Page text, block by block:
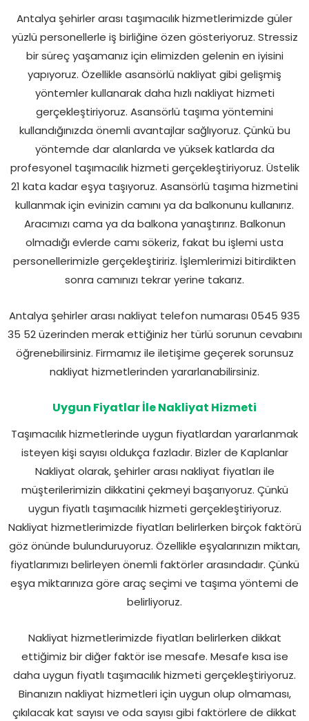
Antalya şehirler arası taşımacılık hizmetlerimizde güler
yüzlü personellerle iş birliğine özen gösteriyoruz. Stressiz
bir süreç yaşamanız için elimizden gelenin en iyisini
yapıyoruz. Özellikle asansörlü nakliyat gibi gelişmiş
yöntemler kullanarak daha hızlı nakliyat hizmeti
gerçekleştiriyoruz. Asansörlü taşıma yöntemini
kullandığınızda önemli avantajlar sağlıyoruz. Çünkü bu
yöntemde dar alanlarda ve yüksek katlarda da
profesyonel taşımacılık hizmeti gerçekleştiriyoruz. Üstelik
21 kata kadar eşya taşıyoruz. Asansörlü taşıma hizmetini
kullanmak için evinizin camını ya da balkonunu kullanırız.
Aracımızı cama ya da balkona yanaştırırız. Balkonun
olmadığı evlerde camı sökeriz, fakat bu işlemi usta
personellerimizle gerçekleştiririz. İşlemlerimizi bitirdikten
sonra camınızı tekrar yerine takarız.
Antalya şehirler arası nakliyat telefon numarası 0545 935
35 52 üzerinden merak ettiğiniz her türlü sorunun cevabını
öğrenebilirsiniz. Firmamız ile iletişime geçerek sorunsuz
nakliyat hizmetlerinden yararlanabilirsiniz.
Uygun Fiyatlar İle Nakliyat Hizmeti
Taşımacılık hizmetlerinde uygun fiyatlardan yararlanmak
isteyen kişi sayısı oldukça fazladır. Bizler de Kaplanlar
Nakliyat olarak, şehirler arası nakliyat fiyatları ile
müşterilerimizin dikkatini çekmeyi başarıyoruz. Çünkü
uygun fiyatlı taşımacılık hizmeti gerçekleştiriyoruz.
Nakliyat hizmetlerimizde fiyatları belirlerken birçok faktörü
göz önünde bulunduruyoruz. Özellikle eşyalarınızın miktarı,
fiyatlarımızı belirleyen önemli faktörler arasındadır. Çünkü
eşya miktarınıza göre araç seçimi ve taşıma yöntemi de
belirliyoruz.
Nakliyat hizmetlerimizde fiyatları belirlerken dikkat
ettiğimiz bir diğer faktör ise mesafe. Mesafe kısa ise
daha uygun fiyatlı taşımacılık hizmeti gerçekleştiriyoruz.
Binanızın nakliyat hizmetleri için uygun olup olmaması,
çıkılacak kat sayısı ve oda sayısı gibi faktörlere de dikkat